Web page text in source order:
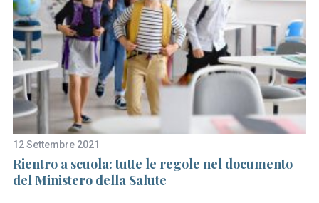
12 Settembre 2021
Rientro a scuola: tutte le regole nel documento
del Ministero della Salute
r
c
h
o